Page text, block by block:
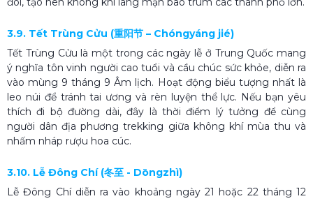
3.9. Tết Trùng Cửu (重阳节 – Chóngyáng jié)
Tết Trùng Cửu là một trong các ngày lễ ở Trung Quốc mang
ý nghĩa tôn vinh người cao tuổi và cầu chúc sức khỏe, diễn ra
vào mùng 9 tháng 9 Âm lịch. Hoạt động biểu tượng nhất là
leo núi để tránh tai ương và rèn luyện thể lực. Nếu bạn yêu
thích đi bộ đường dài, đây là thời điểm lý tưởng để cùng
người dân địa phương trekking giữa không khí mùa thu và
nhấm nháp rượu hoa cúc.
3.10. Lễ Đông Chí (冬至 - Dōngzhì)
Lễ Đông Chí diễn ra vào khoảng ngày 21 hoặc 22 tháng 12